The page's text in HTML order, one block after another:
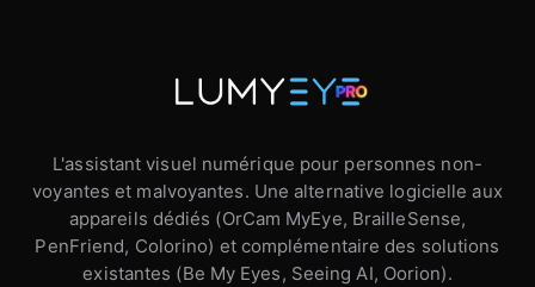
L'assistant visuel numérique pour personnes non-
voyantes et malvoyantes. Une alternative logicielle aux
appareils dédiés (OrCam MyEye, BrailleSense,
PenFriend, Colorino) et complémentaire des solutions
existantes (Be My Eyes, Seeing AI, Oorion).